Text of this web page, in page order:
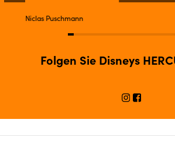
Niclas Puschmann
Folgen Sie Disneys